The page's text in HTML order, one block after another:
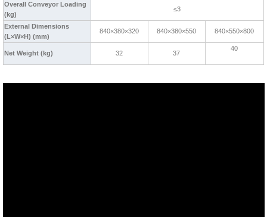
Overall Conveyor Loading
(kg)
≤3
External Dimensions
(L×W×H) (mm)
840×380×320 840×380×550 840×550×800
Net Weight (kg) 32 37
40